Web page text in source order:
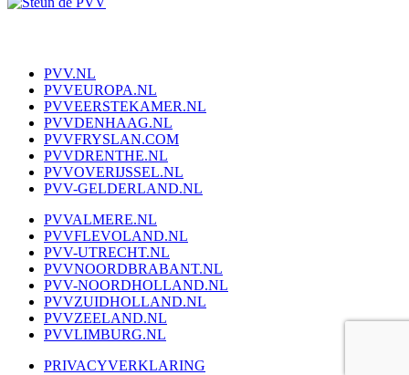
PVV.NL
PVVEUROPA.NL
PVVEERSTEKAMER.NL
PVVDENHAAG.NL
PVVFRYSLAN.COM
PVVDRENTHE.NL
PVVOVERIJSSEL.NL
PVV-GELDERLAND.NL
PVVALMERE.NL
PVVFLEVOLAND.NL
PVV-UTRECHT.NL
PVVNOORDBRABANT.NL
PVV-NOORDHOLLAND.NL
PVVZUIDHOLLAND.NL
PVVZEELAND.NL
PVVLIMBURG.NL
PRIVACYVERKLARING